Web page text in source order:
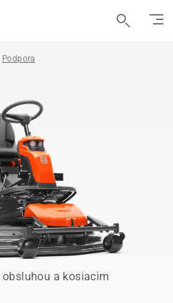
Podpora
a kosiacim